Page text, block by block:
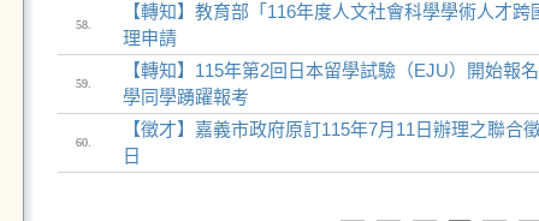
58.
【轉知】教育部「116年度人文社會科學學術人才
理申請
59.
【轉知】115年第2回日本留學試驗（EJU）開始報
學同學踴躍報考
60.
【徵才】嘉義市政府原訂115年7月11日辦理之聯合
日